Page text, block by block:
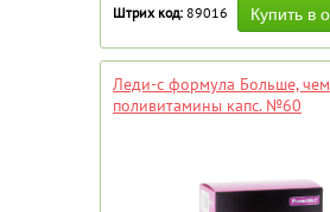
Штрих код: 89016
Леди-с формула Больше, чем
поливитамины капс. №60